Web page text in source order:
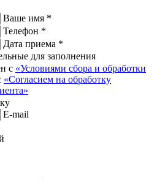
Ваше имя *
Телефон *
Дата приема *
для заполнения
с «Условиями сбора и обработки
«Согласием на обработку
E-mail